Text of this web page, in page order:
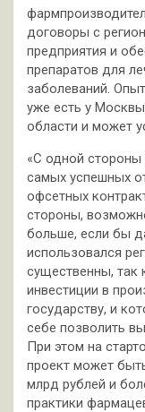
договоры с
предприятия и
препаратов для
заболеваний.
уже есть у
области и может
«С одной стороны
самых успешных
офсетных
стороны,
больше, если бы
использовался
существенны, так
инвестиции в
государству, и
себе позволить
При этом на
проект может
млрд рублей и
практики